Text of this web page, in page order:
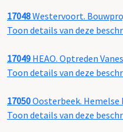
17048Westervoort.
Toon details van deze
17049 HEAO. Optreden
Toon details van deze
17050Oosterbeek. Hemelse
Toon details van deze